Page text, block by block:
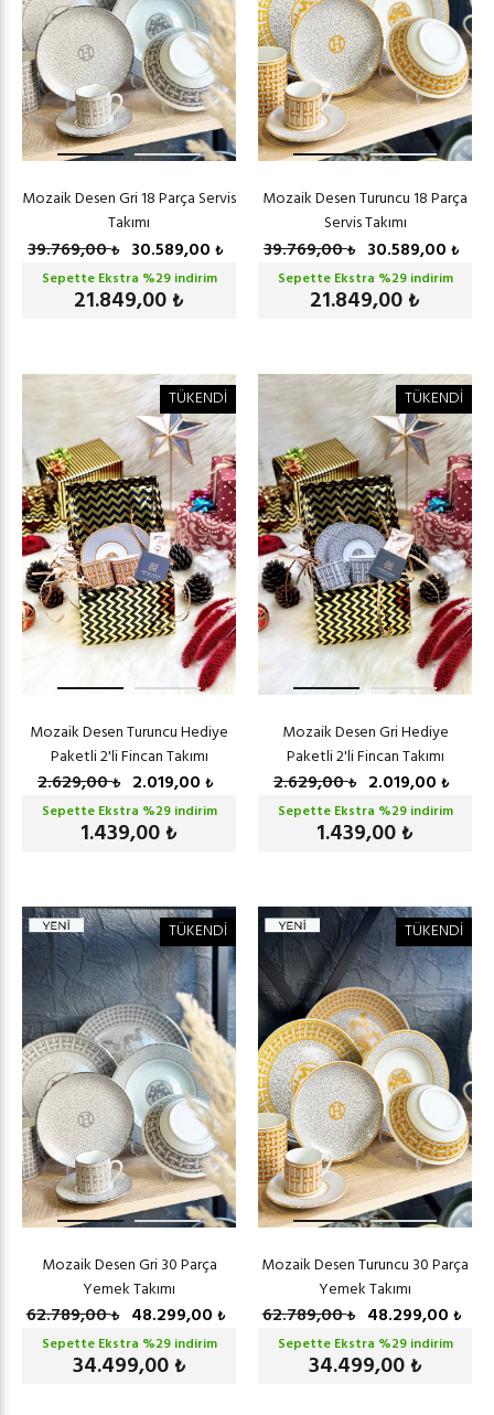
Mozaik Desen Gri 18 Parça Servis
Takımı
39.769,00₺ 30.589,00 ₺
Sepette Ekstra %29indirim
21.849,00 ₺
Mozaik Desen Turuncu 18 Parça
Servis Takımı
39.769,00₺ 30.589,00 ₺
Sepette Ekstra %29indirim
21.849,00 ₺
TÜKENDİ
Mozaik Desen Turuncu Hediye
Paketli 2'li Fincan Takımı
2.629,00₺ 2.019,00 ₺
Sepette Ekstra %29indirim
1.439,00 ₺
TÜKENDİ
Mozaik Desen Gri Hediye
Paketli 2'li Fincan Takımı
2.629,00₺ 2.019,00 ₺
Sepette Ekstra %29indirim
1.439,00 ₺
TÜKENDİ
Mozaik Desen Gri 30 Parça
Yemek Takımı
62.789,00₺ 48.299,00 ₺
Sepette Ekstra %29indirim
34.499,00 ₺
TÜKENDİ
Mozaik Desen Turuncu 30 Parça
Yemek Takımı
62.789,00₺ 48.299,00 ₺
Sepette Ekstra %29indirim
34.499,00 ₺